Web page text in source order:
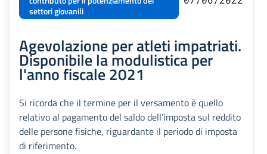
settori giovanili
Agevolazione per atleti impatriati.
Disponibile la modulistica per
l'anno fiscale 2021
Si ricorda che il termine per il versamento è quello
relativo al pagamento del saldo dell’imposta sul reddito
delle persone fisiche, riguardante il periodo di imposta
di riferimento.